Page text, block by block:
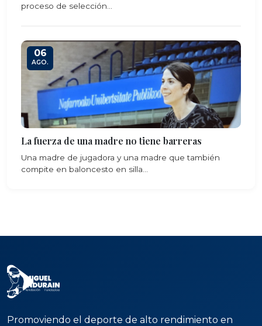
proceso de selección...
06
AGO.
La fuerza de una madre no tiene barreras
Una madre de jugadora y una madre que también
compite en baloncesto en silla...
Promoviendo el deporte de alto rendimiento en